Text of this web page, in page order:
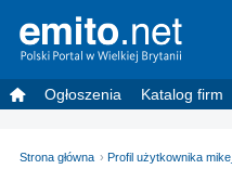
Ogłoszenia Katalog firm
Strona główna Profil użytkownika mike_